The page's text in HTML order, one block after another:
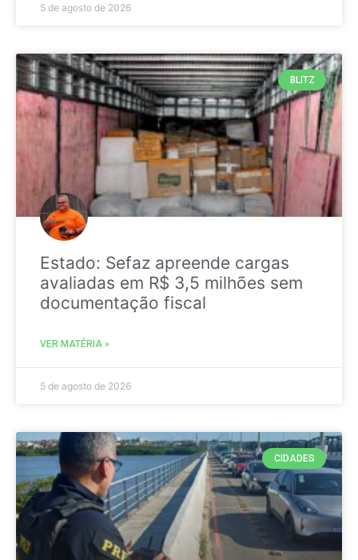
5 de agosto de 2026
BLITZ
Estado: Sefaz apreende cargas
avaliadas em R$ 3,5 milhões sem
documentação fiscal
VER MATÉRIA »
5 de agosto de 2026
CIDADES